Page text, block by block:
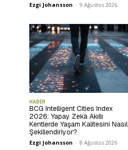
Ezgi Johansson - 9 Ağustos 2026
HABER
BCG Intelligent Cities Index
2026: Yapay Zekâ Akıllı
Kentlerde Yaşam Kalitesini Nasıl
Şekillendiriyor?
Ezgi Johansson - 8 Ağustos 2026